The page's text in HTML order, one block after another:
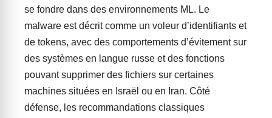
se fondre dans des environnements ML. Le
malware est décrit comme un voleur d’identifiants et
de tokens, avec des comportements d’évitement sur
des systèmes en langue russe et des fonctions
pouvant supprimer des fichiers sur certaines
machines situées en Israël ou en Iran. Côté
défense, les recommandations classiques